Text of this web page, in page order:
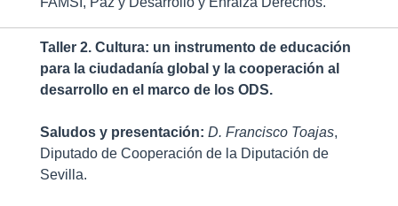
Taller 2. Cultura: un instrumento de educación
para la ciudadanía global y la cooperación al
desarrollo en el marco de los ODS.
Saludos y presentación: D. Francisco Toajas,
Diputado de Cooperación de la Diputación de
Sevilla.